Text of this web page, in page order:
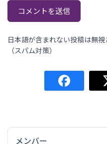
日本語が含まれない投稿は無
（スパム対策）
メンバー